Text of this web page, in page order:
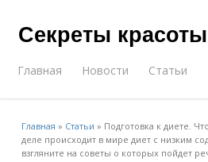
Секреты
Главная Новости Статьи
Главная » Статьи » Подготовка к диете.
деле происходит в мире диет с низким
взгляните на советы о которых пойдет